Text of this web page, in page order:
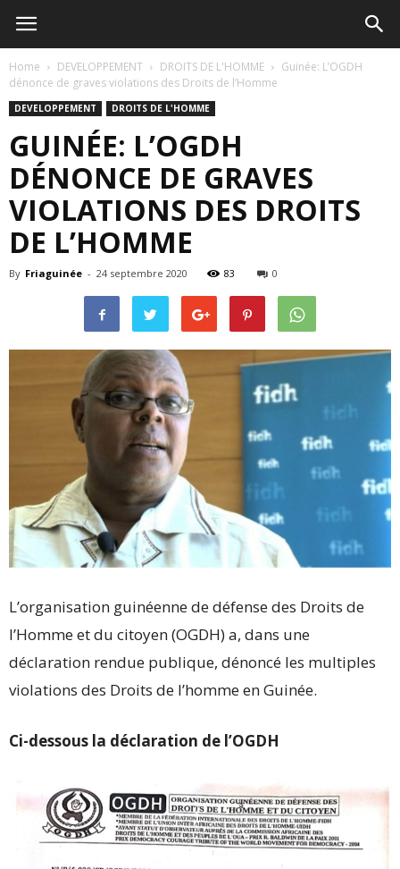
Home DEVELOPPEMENT DROITS DE L'HOMME
Guinée: L’OGDH
dénonce de graves violations des Droits de l’Homme
DEVELOPPEMENT DROITS DE L'HOMME
GUINÉE: L’OGDH
DÉNONCE DE GRAVES
VIOLATIONS DES DROITS
DE L’HOMME
By Friaguinée - 24 septembre 2020 83 0
L’organisation guinéenne de défense des Droits de
l’Homme et du citoyen (OGDH) a, dans une
déclaration rendue publique, dénoncé les multiples
violations des Droits de l’homme en Guinée.
Ci-dessous la déclaration de l’OGDH